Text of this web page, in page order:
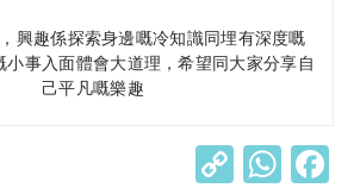
興趣係探索身邊嘅冷知識同埋有深度嘅
小事入面體會大道理，希望同大家分享自
己平凡嘅樂趣
C W